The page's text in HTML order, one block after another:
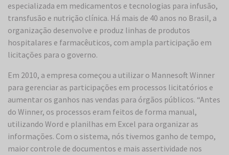
especializada em medicamentos e tecnologias para infusão,
transfusão e nutrição clínica. Há mais de 40 anos no Brasil, a
organização desenvolve e produz linhas de produtos
hospitalares e farmacêuticos, com ampla participação em
licitações para o governo.
Em 2010, a empresa começou a utilizar o Mannesoft Winner
para gerenciar as participações em processos licitatórios e
aumentar os ganhos nas vendas para órgãos públicos. “Antes
do Winner, os processos eram feitos de forma manual,
utilizando Word e planilhas em Excel para organizar as
informações. Com o sistema, nós tivemos ganho de tempo,
maior controle de documentos e mais assertividade nos